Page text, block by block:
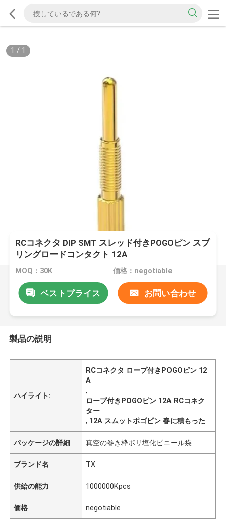
1 / 1
RCコネクタ DIP SMT スレッド付きPOGOピン スプ
リングロードコンタクト 12A
MOQ：30K 価格：negotiable
ベストプライス お問い合わせ
製品の説明
ハイライト:
RCコネクタ ロープ付きPOGOピン 12
A
,
ロープ付きPOGOピン 12A RCコネク
ター
, 12A スムットポゴピン 春に積もった
パッケージの詳細 真空の巻き枠ポリ塩化ビニール袋
ブランド名 TX
供給の能力 1000000Kpcs
価格 negotiable